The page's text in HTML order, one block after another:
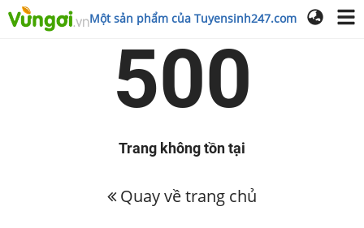
Một sản phẩm của Tuyensinh247.com
500
Trang không tồn tại
Quay về trang chủ